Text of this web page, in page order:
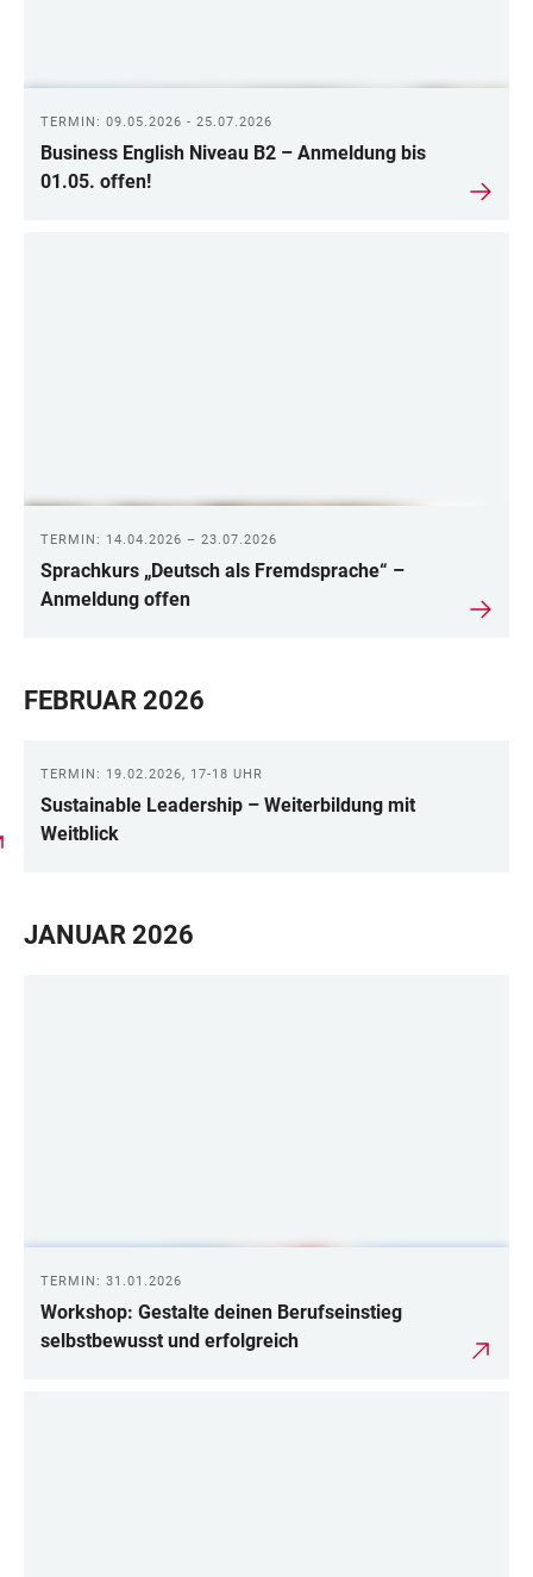
TERMIN: 09.05.2026 - 25.07.2026
Business English Niveau B2 – Anmeldung bis
01.05. offen!
TERMIN: 14.04.2026 – 23.07.2026
Sprachkurs „Deutsch als Fremdsprache“ –
Anmeldung offen
FEBRUAR 2026
TERMIN: 19.02.2026, 17-18 UHR
Sustainable Leadership – Weiterbildung mit
Weitblick
JANUAR 2026
TERMIN: 31.01.2026
Workshop: Gestalte deinen Berufseinstieg
selbstbewusst und erfolgreich